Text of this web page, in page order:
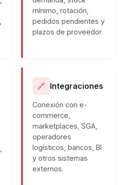
mínimo, rotación,
pedidos pendientes y
plazos de proveedor.
🔗 Integraciones
Conexión con e-
commerce,
marketplaces, SGA,
operadores
logísticos, bancos, BI
y otros sistemas
externos.